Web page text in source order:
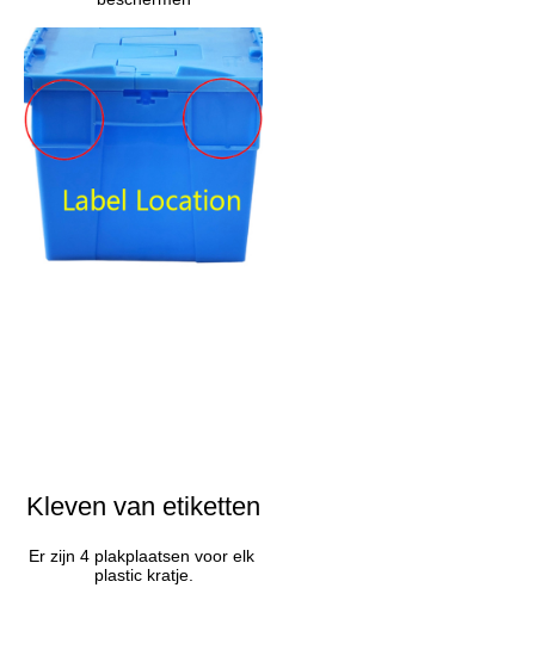
Kleven van etiketten
Er zijn 4 plakplaatsen voor elk
plastic kratje.